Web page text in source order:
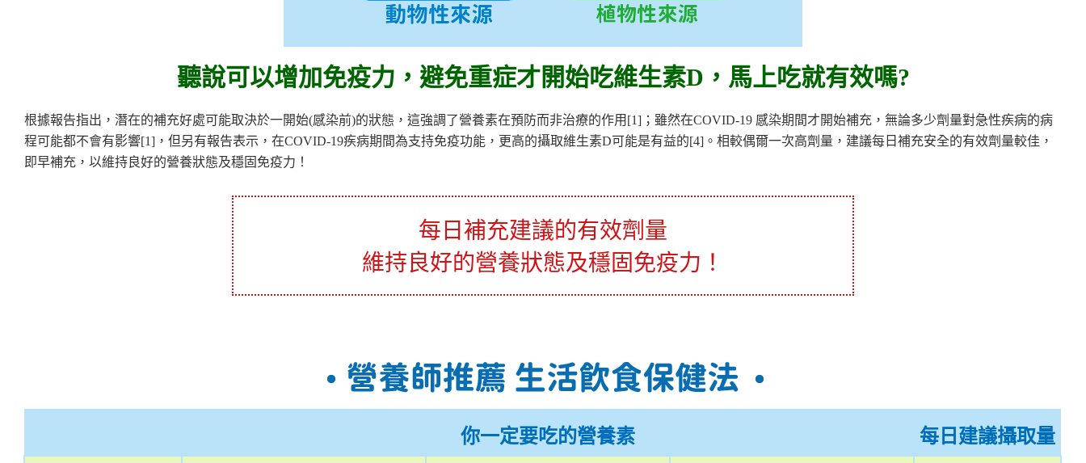
聽說可以增加免疫力，避免重症才開始吃維生素D ， 馬上吃就有效嗎?
根據報告指出，潛在的補充好處可能取決於一開始(感染前)的狀態，這強調了營養素在預防而非治療的作用[1]；雖然在COVID-19 感染期間才開始補充，無論多少劑量對急性疾病的病
程可能都不會有影響[1]，但另有報告表示，在COVID-19疾病期間為支持免疫功能，更高的攝取維生素D可能是有益的[4]。相較偶爾一次高劑量，建議每日補充安全的有效劑量較佳，
即早補充，以維持良好的營養狀態及穩固免疫力！
每日補充建議的有效劑量
維持良好的營養狀態及穩固免疫力！
你一定要吃的營養素 每日建議攝取量